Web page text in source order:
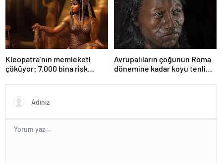
Kleopatra’nın memleketi
çöküyor: 7.000 bina risk
Avrupalıların çoğunun Roma
dönemine kadar koyu tenli